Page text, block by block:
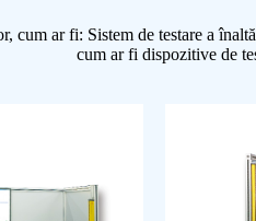
cum ar fi: Sistem de testare a
cum ar fi dispozitive de